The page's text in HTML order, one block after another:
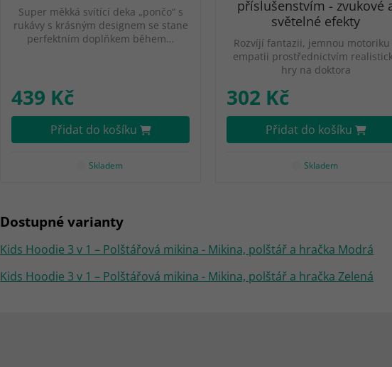
Super měkká svítící deka „pončo“ s
rukávy s krásným designem se stane
perfektním doplňkem během…
439 Kč
Přidat do košíku
Skladem
příslušenstvím - zvukové
světelné efekty
Rozvíjí fantazii, jemnou motoriku
empatii prostřednictvím
hry na doktora
302 Kč
Přidat do košíku
Skladem
Dostupné varianty
Kids Hoodie 3 v 1 – Polštářová mikina - Mikina, polštář a hračka Modrá
Kids Hoodie 3 v 1 – Polštářová mikina - Mikina, polštář a hračka Zelená